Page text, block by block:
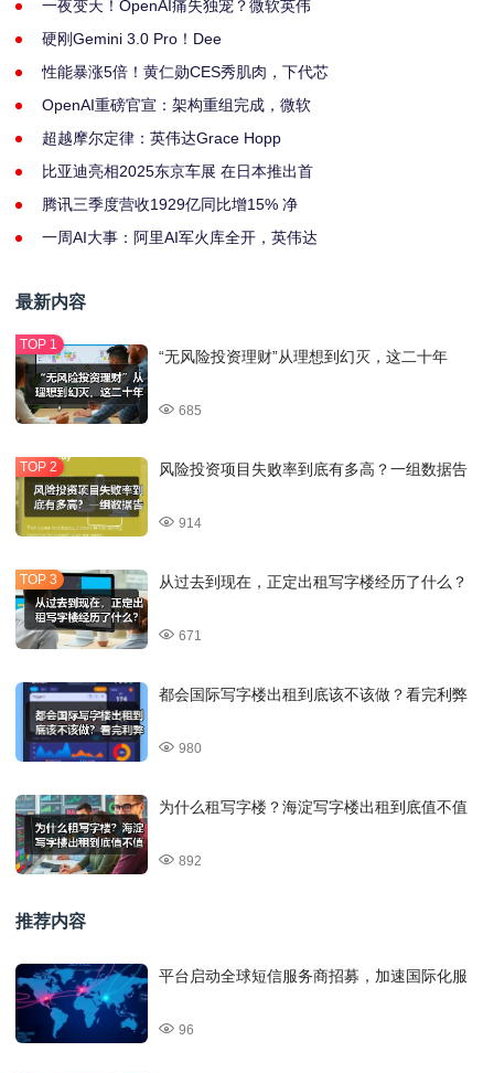
一夜变天！OpenAI痛失独宠？微软英伟
硬刚Gemini 3.0 Pro！Dee
性能暴涨5倍！黄仁勋CES秀肌肉，下代芯
OpenAI重磅官宣：架构重组完成，微软
超越摩尔定律：英伟达Grace Hopp
比亚迪亮相2025东京车展 在日本推出首
腾讯三季度营收1929亿同比增15% 净
一周AI大事：阿里AI军火库全开，英伟达
最新内容
“无风险投资理财”从理想到幻灭，这二十年
685
风险投资项目失败率到底有多高？一组数据告
914
从过去到现在，正定出租写字楼经历了什么？
671
都会国际写字楼出租到底该不该做？看完利弊
980
为什么租写字楼？海淀写字楼出租到底值不值
892
推荐内容
平台启动全球短信服务商招募，加速国际化服
96